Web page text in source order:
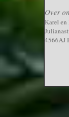
Over
Karel
4566AJ